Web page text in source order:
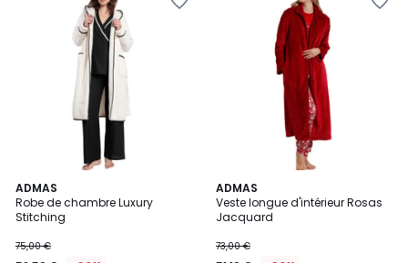
ADMAS
Robe de chambre Luxury
Stitching
75,00 €
ADMAS
Veste longue d'intérieur Rosas
Jacquard
73,00 €
4
/
5